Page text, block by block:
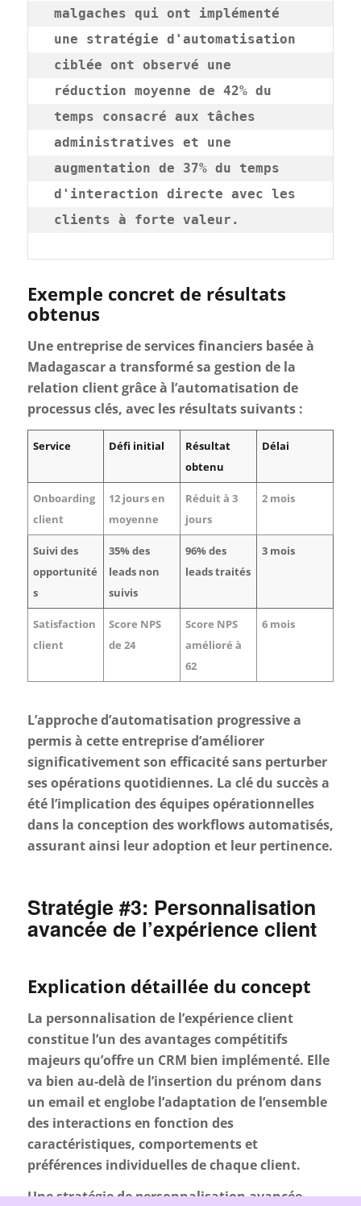
malgaches qui ont implémenté
une stratégie d'automatisation
ciblée ont observé une
réduction moyenne de 42% du
temps consacré aux tâches
administratives et une
augmentation de 37% du temps
d'interaction directe avec les
clients à forte valeur.
Exemple concret de résultats
obtenus
Une entreprise de services financiers basée à
Madagascar a transformé sa gestion de la
relation client grâce à l’automatisation de
processus clés, avec les résultats suivants :
Service Défi initial
Résultat
obtenu
Délai
Onboarding
client
12 jours en
moyenne
Réduit à 3
jours
2 mois
Suivi des
opportunité
s
35% des
leads non
suivis
96% des
leads traités
3 mois
Satisfaction
client
Score NPS
de 24
Score NPS
amélioré à
62
6 mois
L’approche d’automatisation progressive a
permis à cette entreprise d’améliorer
significativement son efficacité sans perturber
ses opérations quotidiennes. La clé du succès a
été l’implication des équipes opérationnelles
dans la conception des workflows automatisés,
assurant ainsi leur adoption et leur pertinence.
Stratégie #3: Personnalisation
avancée de l’expérience client
Explication détaillée du concept
La personnalisation de l’expérience client
constitue l’un des avantages compétitifs
majeurs qu’offre un CRM bien implémenté. Elle
va bien au-delà de l’insertion du prénom dans
un email et englobe l’adaptation de l’ensemble
des interactions en fonction des
caractéristiques, comportements et
préférences individuelles de chaque client.
Une stratégie de personnalisation avancée